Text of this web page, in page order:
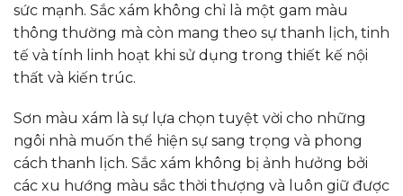
sức mạnh. Sắc xám không chỉ là một gam màu
thông thường mà còn mang theo sự thanh lịch, tinh
tế và tính linh hoạt khi sử dụng trong thiết kế nội
thất và kiến trúc.
Sơn màu xám là sự lựa chọn tuyệt vời cho những
ngôi nhà muốn thể hiện sự sang trọng và phong
cách thanh lịch. Sắc xám không bị ảnh hưởng bởi
các xu hướng màu sắc thời thượng và luôn giữ được